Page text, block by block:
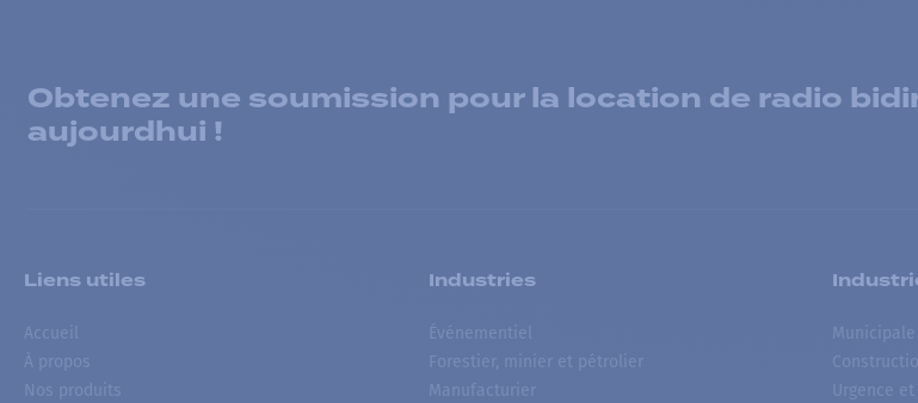
Obtenez une soumission pour la location de radio
aujourdhui !
Liens utiles
Accueil
À propos
Nos produits
Industries
Événementiel
Forestier, minier et pétrolier
Manufacturier
Construction
Urgence